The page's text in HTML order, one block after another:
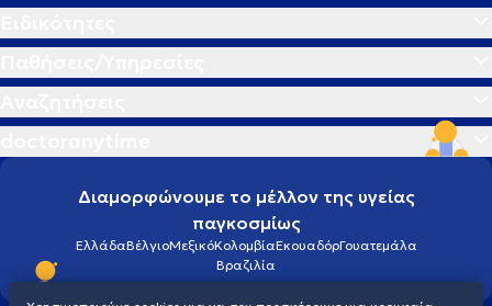
Διαμορφώνουμε το μέλλον της υγείας
παγκοσμίως
ΕλλάδαΒέλγιοΜεξικόΚολομβίαΕκουαδόρΓουατεμάλα
Βραζιλία